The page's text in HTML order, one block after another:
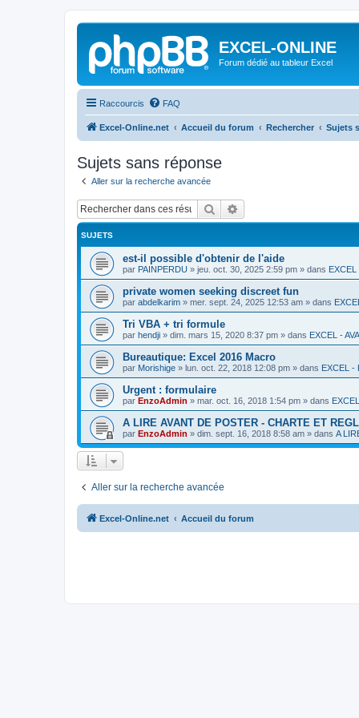
EXCEL-ONLINE
Forum dédié au tableur Excel
Raccourcis FAQ
Excel-Online.net Accueil du forum Rechercher Sujets
Sujets sans réponse
Aller sur la recherche avancée
Rechercher
SUJETS
est-il possible d'obtenir de l'aide
par PAINPERDU » jeu. oct. 30, 2025 2:59 pm » dans EXCEL
private women seeking discreet fun
par abdelkarim » mer. sept. 24, 2025 12:53 am » dans
Tri VBA + tri formule
par hendji » dim. mars 15, 2020 8:37 pm » dans EXCEL -
Bureautique: Excel 2016 Macro
par Morishige » lun. oct. 22, 2018 12:08 pm » dans EXCEL -
Urgent : formulaire
par EnzoAdmin » mar. oct. 16, 2018 1:54 pm » dans
A LIRE AVANT DE POSTER - CHARTE ET
par EnzoAdmin » dim. sept. 16, 2018 8:58 am » dans A
Aller sur la recherche avancée
Excel-Online.net Accueil du forum